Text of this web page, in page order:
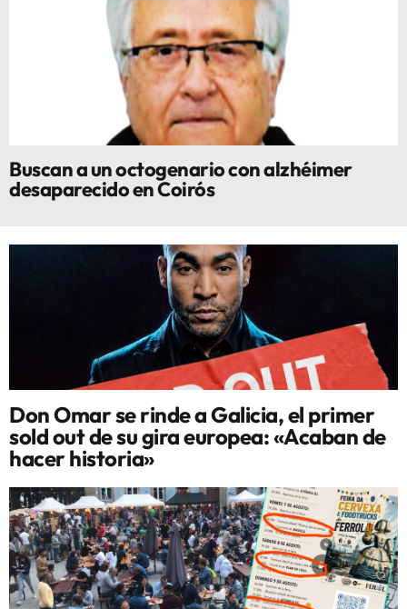
Buscan a un octogenario con alzhéimer
desaparecido en Coirós
Don Omar se rinde a Galicia, el primer
sold out de su gira europea: «Acaban de
hacer historia»